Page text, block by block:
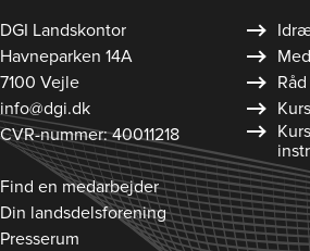
DGI Landskontor
Havneparken 14A
7100 Vejle
info@dgi.dk
CVR-nummer: 40011218
Find en medarbejder
Din landsdelsforening
Presserum